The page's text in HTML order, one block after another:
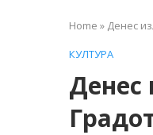
Home » Денес
КУЛТУРА
Денес